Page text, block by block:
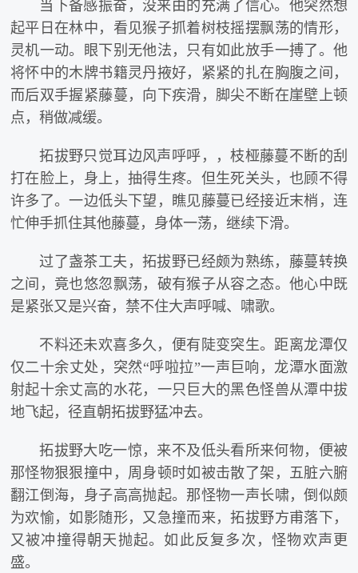
当下备感振奋，没来由的充满了信心。他突然想
起平日在林中，看见猴子抓着树枝摇摆飘荡的情形，
灵机一动。眼下别无他法，只有如此放手一搏了。他
将怀中的木牌书籍灵丹掖好，紧紧的扎在胸腹之间，
而后双手握紧藤蔓，向下疾滑，脚尖不断在崖壁上顿
点，稍做减缓。
拓拔野只觉耳边风声呼呼，，枝桠藤蔓不断的刮
打在脸上，身上，抽得生疼。但生死关头，也顾不得
许多了。一边低头下望，瞧见藤蔓已经接近末梢，连
忙伸手抓住其他藤蔓，身体一荡，继续下滑。
过了盏茶工夫，拓拔野已经颇为熟练，藤蔓转换
之间，竟也悠忽飘荡，破有猴子从容之态。他心中既
是紧张又是兴奋，禁不住大声呼喊、啸歌。
不料还未欢喜多久，便有陡变突生。距离龙潭仅
仅二十余丈处，突然“呼啦拉”一声巨响，龙潭水面激
射起十余丈高的水花，一只巨大的黑色怪兽从潭中拔
地飞起，径直朝拓拔野猛冲去。
拓拔野大吃一惊，来不及低头看所来何物，便被
那怪物狠狠撞中，周身顿时如被击散了架，五脏六腑
翻江倒海，身子高高抛起。那怪物一声长啸，倒似颇
为欢愉，如影随形，又急撞而来，拓拔野方甫落下，
又被冲撞得朝天抛起。如此反复多次，怪物欢声更
盛。